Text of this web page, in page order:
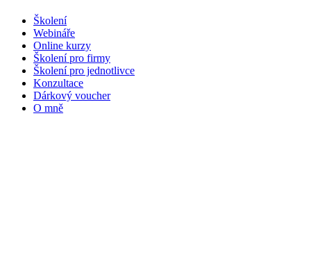
Školení
Webináře
Online kurzy
Školení pro firmy
Školení pro jednotlivce
Konzultace
Dárkový voucher
O mně